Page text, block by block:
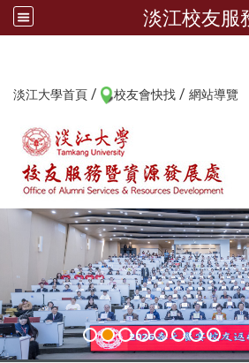
淡江校友服
淡江大學首頁 / 校友會快找 / 網站導覽